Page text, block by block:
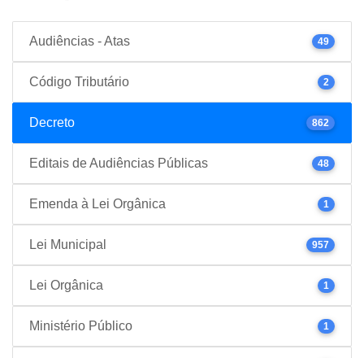
Audiências - Atas 49
Código Tributário 2
Decreto 862
Editais de Audiências Públicas 48
Emenda à Lei Orgânica 1
Lei Municipal 957
Lei Orgânica 1
Ministério Público 1